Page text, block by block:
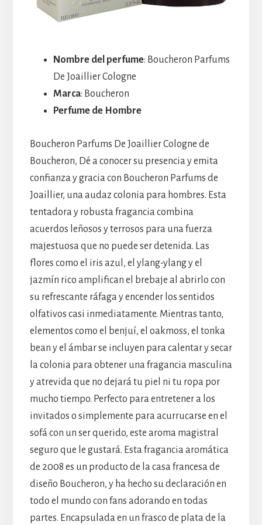
Nombre del perfume: Boucheron Parfums
De Joaillier Cologne
Marca: Boucheron
Perfume de Hombre
Boucheron Parfums De Joaillier Cologne de
Boucheron, Dé a conocer su presencia y emita
confianza y gracia con Boucheron Parfums de
Joaillier, una audaz colonia para hombres. Esta
tentadora y robusta fragancia combina
acuerdos leñosos y terrosos para una fuerza
majestuosa que no puede ser detenida. Las
flores como el iris azul, el ylang-ylang y el
jazmín rico amplifican el brebaje al abrirlo con
su refrescante ráfaga y encender los sentidos
olfativos casi inmediatamente. Mientras tanto,
elementos como el benjuí, el oakmoss, el tonka
bean y el ámbar se incluyen para calentar y secar
la colonia para obtener una fragancia masculina
y atrevida que no dejará tu piel ni tu ropa por
mucho tiempo. Perfecto para entretener a los
invitados o simplemente para acurrucarse en el
sofá con un ser querido, este aroma magistral
seguro que le gustará. Esta fragancia aromática
de 2008 es un producto de la casa francesa de
diseño Boucheron, y ha hecho su declaración en
todo el mundo con fans adorando en todas
partes. Encapsulada en un frasco de plata de la